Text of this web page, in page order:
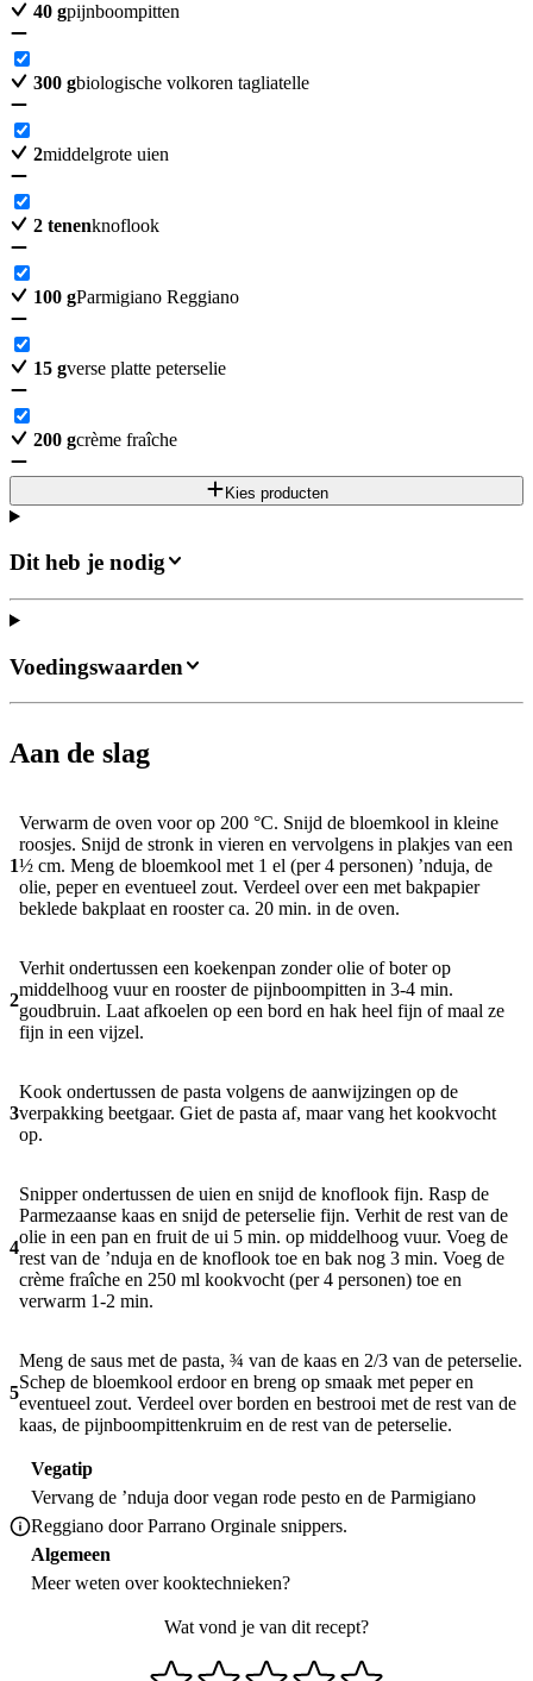
40 gpijnboompitten
300 gbiologische volkoren tagliatelle
2middelgrote uien
2 tenenknoflook
100 gParmigiano Reggiano
15 gverse platte peterselie
200 gcrème fraîche
Kies producten
Dit heb je nodig
Aan de slag
1
Verwarm de oven voor op 200 °C. Snijd de bloemkool in kleine
roosjes. Snijd de stronk in vieren en vervolgens in plakjes van een
½ cm. Meng de bloemkool met 1 el (per 4 personen) ’nduja, de
olie, peper en eventueel zout. Verdeel over een met bakpapier
beklede bakplaat en rooster ca. 20 min. in de oven.
2
Verhit ondertussen een koekenpan zonder olie of boter op
middelhoog vuur en rooster de pijnboompitten in 3-4 min.
goudbruin. Laat afkoelen op een bord en hak heel fijn of maal ze
fijn in een vijzel.
3
Kook ondertussen de pasta volgens de aanwijzingen op de
verpakking beetgaar. Giet de pasta af, maar vang het kookvocht
op.
4
Snipper ondertussen de uien en snijd de knoflook fijn. Rasp de
Parmezaanse kaas en snijd de peterselie fijn. Verhit de rest van de
olie in een pan en fruit de ui 5 min. op middelhoog vuur. Voeg de
rest van de ’nduja en de knoflook toe en bak nog 3 min. Voeg de
crème fraîche en 250 ml kookvocht (per 4 personen) toe en
verwarm 1-2 min.
5
Meng de saus met de pasta, ¾ van de kaas en 2/3 van de peterselie.
Schep de bloemkool erdoor en breng op smaak met peper en
eventueel zout. Verdeel over borden en bestrooi met de rest van de
kaas, de pijnboompittenkruim en de rest van de peterselie.
Vegatip
Vervang de ’nduja door vegan rode pesto en de Parmigiano
Reggiano door Parrano Orginale snippers.
Algemeen
Meer weten overkooktechnieken?
Wat vond je van dit recept?
Voedingswaarden